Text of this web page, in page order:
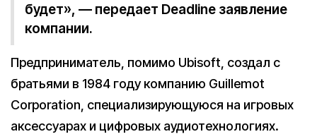
будет», — передает Deadline заявление
компании.
Предприниматель, помимо Ubisoft, создал с
братьями в 1984 году компанию Guillemot
Corporation, специализирующуюся на игровых
аксессуарах и цифровых аудиотехнологиях.